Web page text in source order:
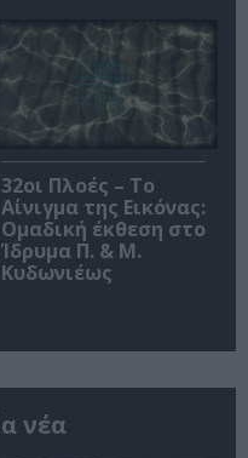
32οι Πλοές – Το
Αίνιγμα της Εικόνας:
Ομαδική έκθεση στο
Ίδρυμα Π. & Μ.
Κυδωνιέως
νέα